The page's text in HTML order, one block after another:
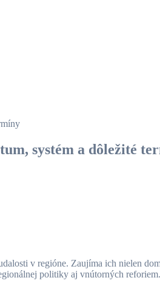
systém a dôležité
v regióne. Zaujíma ich nielen
politiky aj vnútorných reforiem.